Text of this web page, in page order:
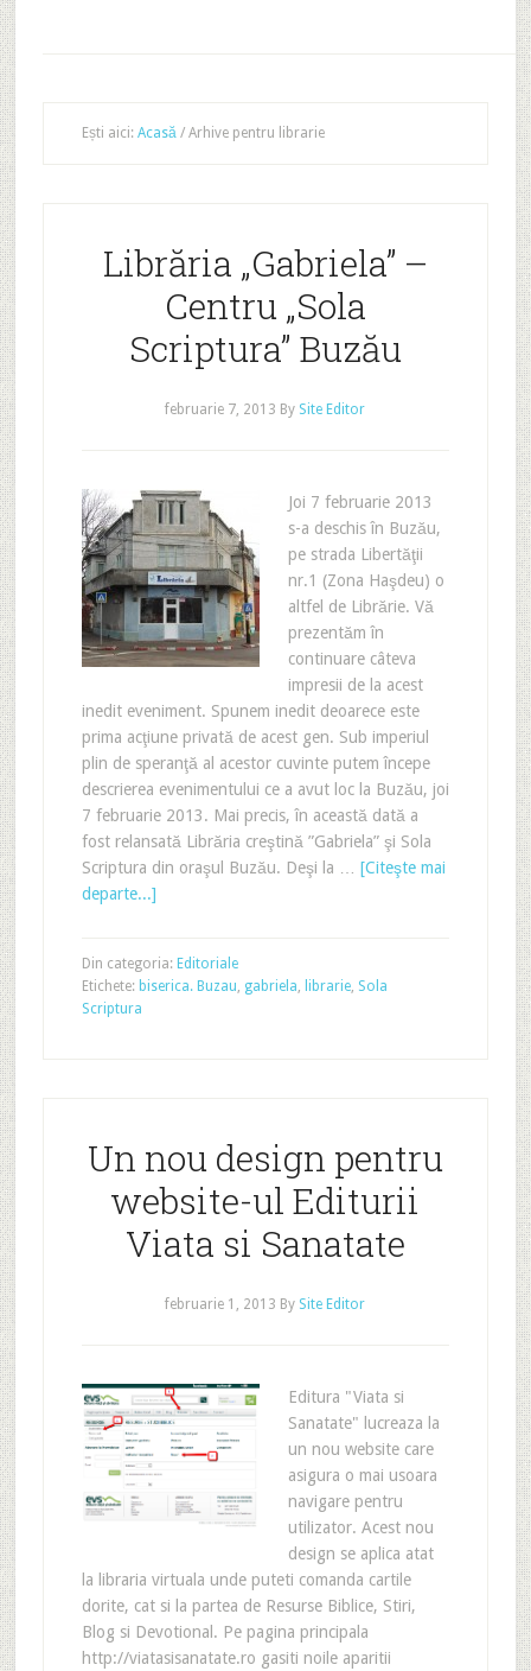
Ești aici: Acasă /Arhive pentru librarie
Librăria „Gabriela” –
Centru „Sola
Scriptura” Buzău
februarie 7, 2013 By Site Editor
Joi 7 februarie 2013
s-a deschis în Buzău,
pe strada Libertăţii
nr.1 (Zona Haşdeu) o
altfel de Librărie. Vă
prezentăm în
continuare câteva
impresii de la acest
inedit eveniment. Spunem inedit deoarece este
prima acţiune privată de acest gen. Sub imperiul
plin de speranţă al acestor cuvinte putem începe
descrierea evenimentului ce a avut loc la Buzău, joi
7 februarie 2013. Mai precis, în această dată a
fost relansată Librăria creştină ”Gabriela” şi Sola
Scriptura din oraşul Buzău. Deşi la … [Citeşte mai
departe...]
Din categoria: Editoriale
Etichete: biserica. Buzau, gabriela, librarie, Sola
Scriptura
Un nou design pentru
website-ul Editurii
Viata si Sanatate
februarie 1, 2013 By Site Editor
Editura "Viata si
Sanatate" lucreaza la
un nou website care
asigura o mai usoara
navigare pentru
utilizator. Acest nou
design se aplica atat
la libraria virtuala unde puteti comanda cartile
dorite, cat si la partea de Resurse Biblice, Stiri,
Blog si Devotional. Pe pagina principala
http://viatasisanatate.ro gasiti noile aparitii